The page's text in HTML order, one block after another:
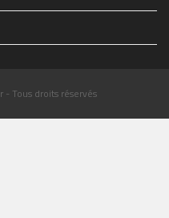
- Tous droits réservés